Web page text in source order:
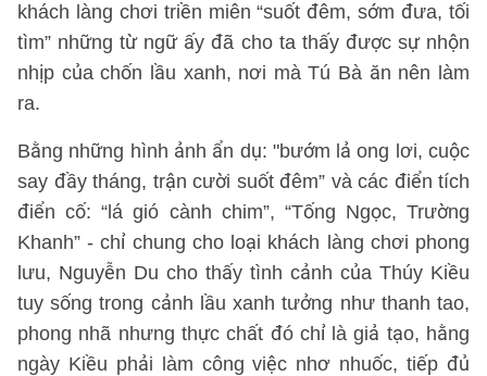
khách làng chơi triền miên “suốt đêm, sớm đưa, tối
tìm” những từ ngữ ấy đã cho ta thấy được sự nhộn
nhịp của chốn lầu xanh, nơi mà Tú Bà ăn nên làm
ra.
Bằng những hình ảnh ẩn dụ: "bướm lả ong lơi, cuộc
say đầy tháng, trận cười suốt đêm” và các điển tích
điển cố: “lá gió cành chim”, “Tống Ngọc, Trường
Khanh” - chỉ chung cho loại khách làng chơi phong
lưu, Nguyễn Du cho thấy tình cảnh của Thúy Kiều
tuy sống trong cảnh lầu xanh tưởng như thanh tao,
phong nhã nhưng thực chất đó chỉ là giả tạo, hằng
ngày Kiều phải làm công việc nhơ nhuốc, tiếp đủ